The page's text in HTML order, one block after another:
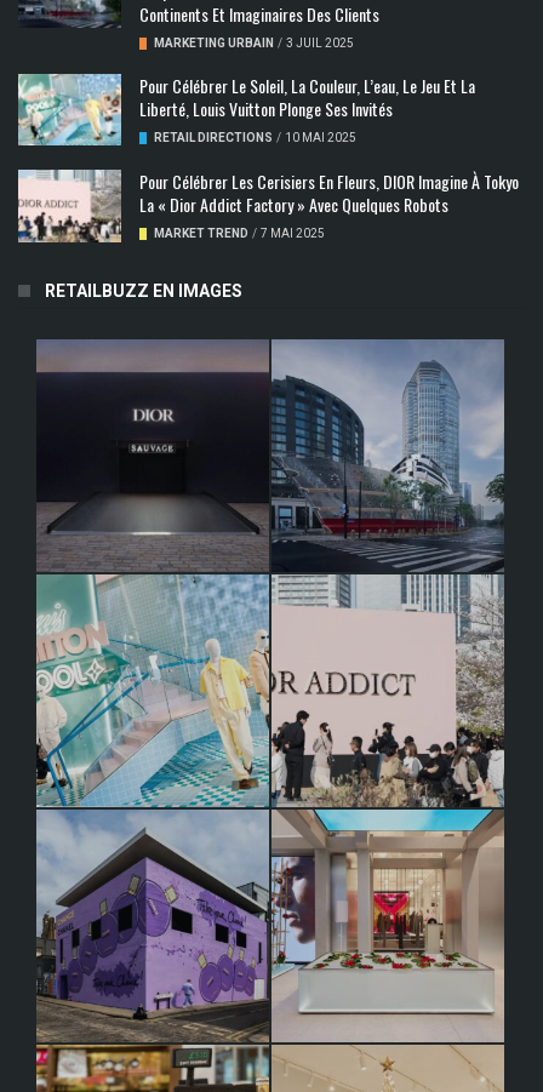
Continents Et Imaginaires Des Clients
MARKETING URBAIN / 3 JUIL 2025
Pour Célébrer Le Soleil, La Couleur, L’eau, Le Jeu Et La
Liberté, Louis Vuitton Plonge Ses Invités
RETAIL DIRECTIONS / 10 MAI 2025
Pour Célébrer Les Cerisiers En Fleurs, DIOR Imagine À Tokyo
La « Dior Addict Factory » Avec Quelques Robots
MARKET TREND / 7 MAI 2025
RETAILBUZZ EN IMAGES